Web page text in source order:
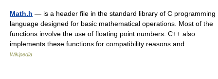
Math.h — is a header file in the standard library of C programming
language designed for basic mathematical operations. Most of the
functions involve the use of floating point numbers. C++ also
implements these functions for compatibility reasons and… …
Wikipedia